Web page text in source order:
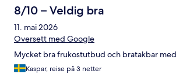
8/10 – Veldig bra
11. mai 2026
Oversett med Google
Mycket bra frukostutbud och bratakbar
Kaspar, reise på 3 netter